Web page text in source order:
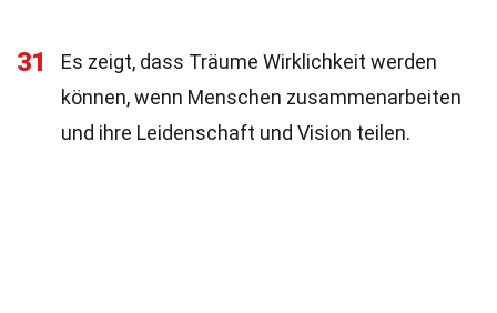
31
Es zeigt, dass Träume Wirklichkeit werden
können, wenn Menschen zusammenarbeiten
und ihre Leidenschaft und Vision teilen.